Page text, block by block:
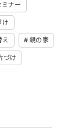
ナー
け
え 親の家
づけ